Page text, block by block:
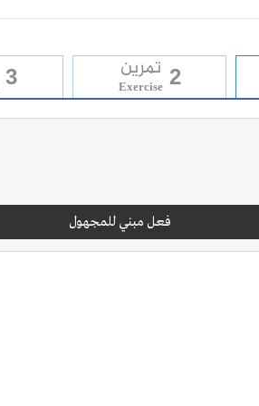
2 تمرين
Exercise
3
فعل مبني للمجهول